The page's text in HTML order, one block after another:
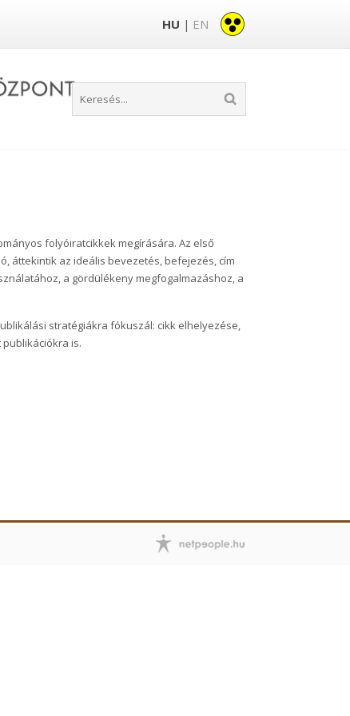
HU | EN
folyóiratcikkek megírására. Az első
áttekintik az ideális bevezetés, befejezés, cím
a gördülékeny megfogalmazáshoz, a
stratégiákra fókuszál: cikk elhelyezése,
is.